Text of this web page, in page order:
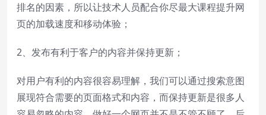
排名的因素，所以让技术人员配合你尽最大课程提升网
页的加载速度和移动体验；
2、发布有利于客户的内容并保持更新；
对用户有利的内容很容易理解，我们可以通过搜索意图
展现符合需要的页面格式和内容，而保持更新是很多人